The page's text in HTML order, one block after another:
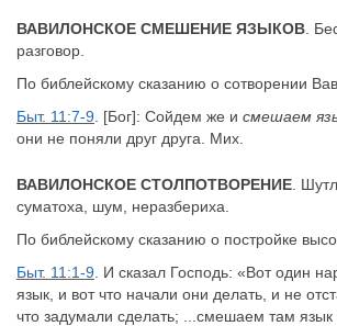
ВАВИЛОНСКОЕ СМЕШЕНИЕ ЯЗЫКОВ .
разговор.
По библейскому сказанию о сотворении
Быт. 11:7-9 . [Бог]: Сойдем же и смешаем
они не поняли друг друга. Мих.
ВАВИЛОНСКОЕ СТОЛПОТВОРЕНИЕ .
суматоха, шум, неразбериха.
По библейскому сказанию о постройке
Быт. 11:1-9 . И сказал Господь: «Вот один
язык, и вот что начали они делать, и не
что задумали сделать; ...смешаем там язык